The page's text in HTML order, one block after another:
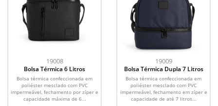
19008
Bolsa Térmica 6 Litros
Bolsa térmica confeccionada em
poliéster mesclado com PVC
impermeável, fechamento por zíper e
capacidade máxima de 6...
19009
Bolsa Térmica Dupla 7 Litros
Bolsa térmica confeccionada em
poliéster mesclado com PVC
impermeável, fechamento em zíper e
capacidade de até 7 litros...